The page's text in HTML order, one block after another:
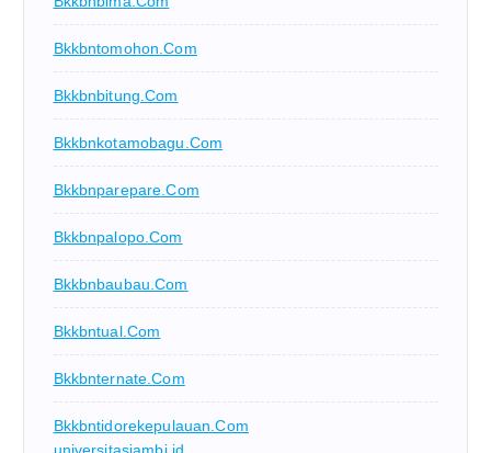
Bkkbntomohon.com
Bkkbnbitung.com
Bkkbnkotamobagu.com
Bkkbnparepare.com
Bkkbnpalopo.com
Bkkbnbaubau.com
Bkkbntual.com
Bkkbnternate.com
Bkkbntidorekepulauan.com